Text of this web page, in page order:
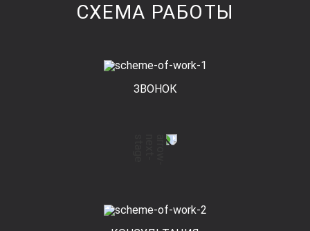
СХЕМА РАБОТЫ
ЗВОНОК